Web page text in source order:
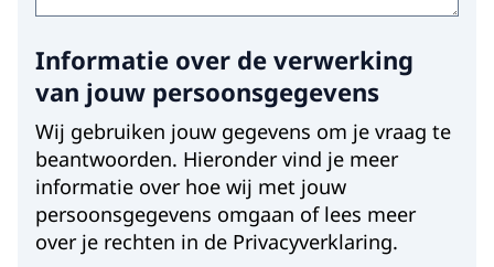
Informatie over de verwerking
van jouw persoonsgegevens
Wij gebruiken jouw gegevens om je vraag te
beantwoorden. Hieronder vind je meer
informatie over hoe wij met jouw
persoonsgegevens omgaan of lees meer
over je rechten in de Privacyverklaring.